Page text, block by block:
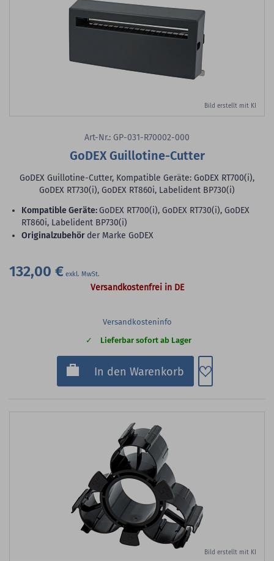
Bild erstellt mit KI
Art-Nr.: GP-031-R70002-000
GoDEX Guillotine-Cutter
GoDEX Guillotine-Cutter, Kompatible Geräte: GoDEX RT700(i),
GoDEX RT730(i), GoDEX RT860i, Labelident BP730(i)
Kompatible Geräte:GoDEX RT700(i), GoDEX RT730(i), GoDEX
RT860i, Labelident BP730(i)
Originalzubehör der Marke GoDEX
132,00 €
Versandkostenfrei in DE
Versandkosteninfo
Lieferbar sofort ab Lager
In den Warenkorb Zum
Bild erstellt mit KI